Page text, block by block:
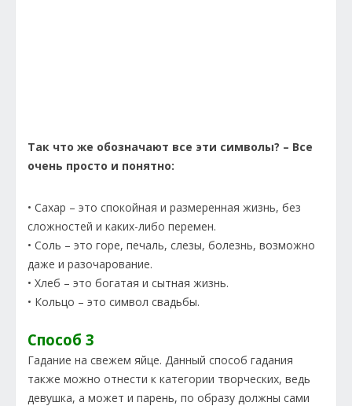
Так что же обозначают все эти символы? – Все
очень просто и понятно:
• Сахар – это спокойная и размеренная жизнь, без
сложностей и каких-либо перемен.
• Соль – это горе, печаль, слезы, болезнь, возможно
даже и разочарование.
• Хлеб – это богатая и сытная жизнь.
• Кольцо – это символ свадьбы.
Способ 3
Гадание на свежем яйце. Данный способ гадания
также можно отнести к категории творческих, ведь
девушка, а может и парень, по образу должны сами